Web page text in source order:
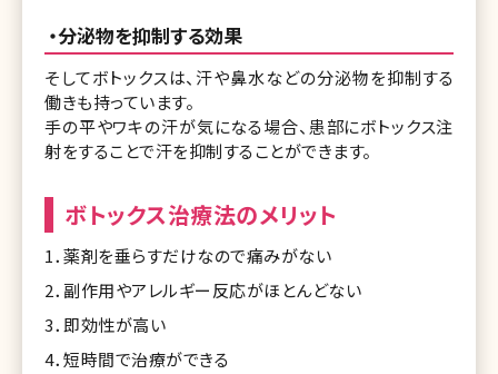
・分泌物を抑制する効果
そしてボトックスは、汗や鼻水などの分泌物を抑制する
働きも持っています。
手の平やワキの汗が気になる場合、患部にボトックス注
射をすることで汗を抑制することができます。
ボトックス治療法のメリット
1．薬剤を垂らすだけなので痛みがない
2．副作用やアレルギー反応がほとんどない
3．即効性が高い
4．短時間で治療ができる